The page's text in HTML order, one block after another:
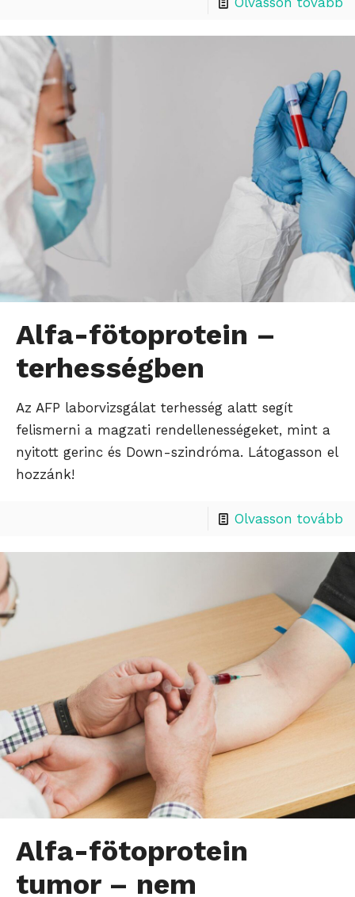
Alfa-fötoprotein –
terhességben
Az AFP laborvizsgálat terhesség alatt segít
felismerni a magzati rendellenességeket, mint a
nyitott gerinc és Down-szindróma. Látogasson el
hozzánk!
Olvasson tovább
Alfa-fötoprotein
tumor – nem